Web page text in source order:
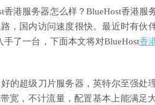
港服务器怎么样？BlueHost香港服
，国内访问速度很快。最近时有伙
了一台，下面本文将对BlueHost香
的超级刀片服务器，英特尔至强处
宽，不计流量，配置基本上能满足